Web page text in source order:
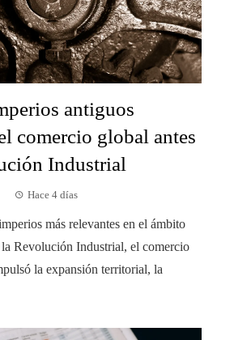
antiguos
comercio global antes
Industrial
Hace 4 días
más relevantes en el ámbito
Revolución Industrial, el comercio
la expansión territorial, la